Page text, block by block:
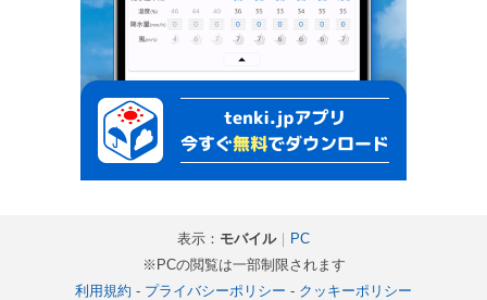
表示： モバイル｜ PC
※PCの閲覧は一部制限されます
利用規約 - プライバシーポリシー - クッキーポリシー